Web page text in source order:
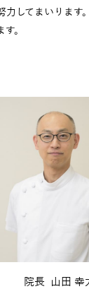
力してまいります
。
院長 山田 幸